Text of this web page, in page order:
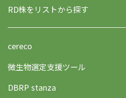
RD株をリストから探す
cereco
微生物選定支援ツール
DBRP stanza